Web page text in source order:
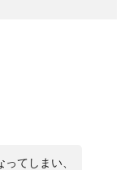
てしまい、